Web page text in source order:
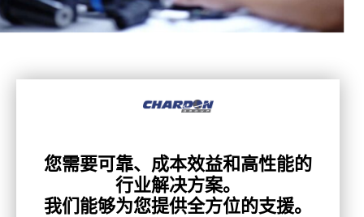
您需要可靠、成本效益和高性能的
行业解决方案。
我们能够为您提供全方位的支援。